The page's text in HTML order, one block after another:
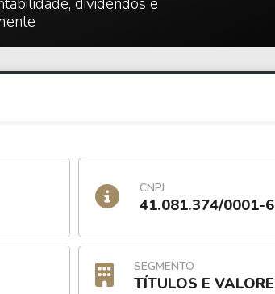
CNPJ
41.081.374/0001-
SEGMENTO
TÍTULOS E